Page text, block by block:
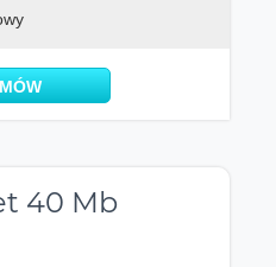
40 Mb